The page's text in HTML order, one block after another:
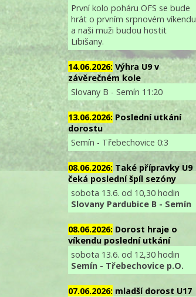
První kolo poháru OFS se bude
hrát o prvním srpnovém víkendu
a naši muži budou hostit
Libišany.
14.06.2026: Výhra U9 v
závěrečném kole
Slovany B - Semín 11:20
13.06.2026: Poslední utkání
dorostu
Semín - Třebechovice 0:3
08.06.2026: Také přípravky U9
čeká poslední špíl sezóny
sobota 13.6. od 10,30 hodin
Slovany Pardubice B - Semín
08.06.2026: Dorost hraje o
víkendu poslední utkání
sobota 13.6. od 12,30 hodin
Semín - Třebechovice p.O.
07.06.2026: mladší dorost U17